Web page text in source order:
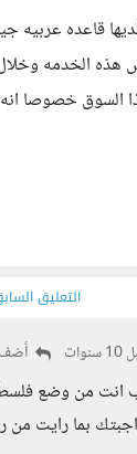
قاعده عربيه
هذه الخدمه
السوق خصوصا انه
التعليق
انت من وضع
بما رايت من